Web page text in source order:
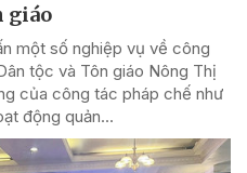
giáo
một số nghiệp vụ về công
tộc và Tôn giáo Nông Thị
của công tác pháp chế như
động quản...